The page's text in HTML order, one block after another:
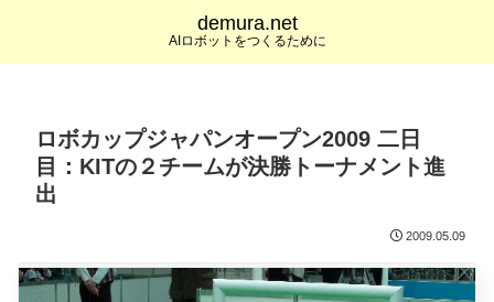
demura.net
AIロボットをつくるために
ロボカップジャパンオープン2009 二日
目：KITの２チームが決勝トーナメント進
出
2009.05.09